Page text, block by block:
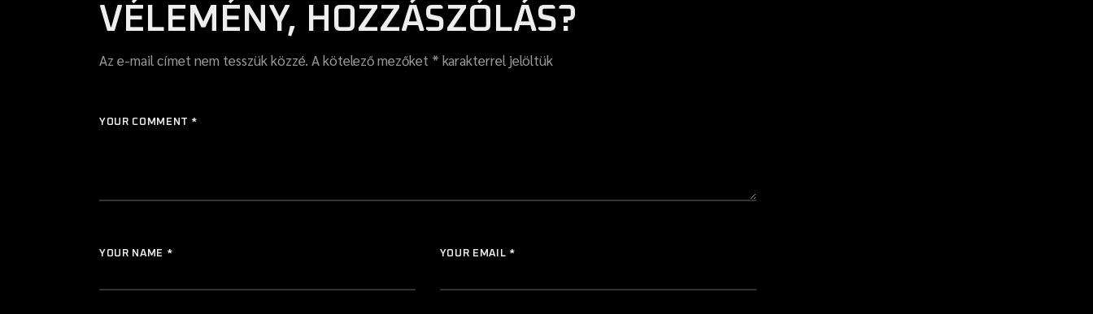
VÉLEMÉNY, HOZZÁSZÓLÁS?
Az e-mail címet nem tesszük közzé. A kötelező mezőket * karakterrel jelöltük
YOUR COMMENT *
YOUR NAME * YOUR EMAIL *